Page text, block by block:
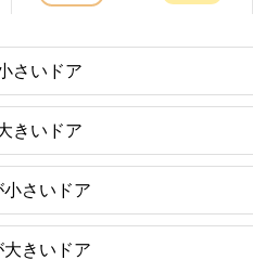
さいドア
きいドア
小さいドア
大きいドア